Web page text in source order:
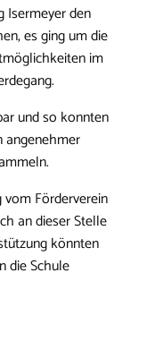
Isermeyer den
es ging um die
im
und so konnten
angenehmer
Förderverein
an dieser Stelle
könnten
die Schule